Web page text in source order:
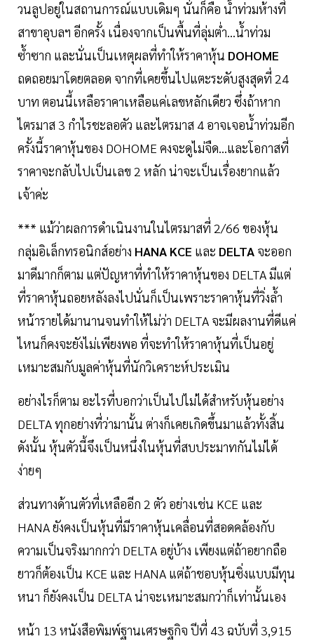
วนลูปอยู่ในสถานการณ์แบบเดิมๆ นั่นก็คือ น้ำท่วมห้างที่
สาขาอุบลฯ อีกครั้ง เนื่องจากเป็นพื้นที่ลุ่มต่ำ...น้ำท่วม
ซ้ำซาก และนั่นเป็นเหตุผลที่ทำให้ราคาหุ้น DOHOME
ถดถอยมาโดยตลอด จากที่เคยขึ้นไปแตะระดับสูงสุดที่ 24
บาท ตอนนี้เหลือราคาเหลือแค่เลขหลักเดียว ซึ่งถ้าหาก
ไตรมาส 3 กำไรชะลอตัว และไตรมาส 4 อาจเจอน้ำท่วมอีก
ครั้งนี้ราคาหุ้นของ DOHOME คงจะดูไม่จืด...และโอกาสที่
ราคาจะกลับไปเป็นเลข 2 หลัก น่าจะเป็นเรื่องยากแล้ว
เจ้าค่ะ
*** แม้ว่าผลการดำเนินงานในไตรมาสที่ 2/66 ของหุ้น
กลุ่มอิเล็กทรอนิกส์อย่าง HANA KCE และ DELTA จะออก
มาดีมากก็ตาม แต่ปัญหาที่ทำให้ราคาหุ้นของ DELTA มีแต่
ที่ราคาหุ้นถอยหลังลงไปนั่นก็เป็นเพราะราคาหุ้นที่วิ่งล้ำ
หน้ารายได้มานานจนทำให้ไม่ว่า DELTA จะมีผลงานที่ดีแค่
ไหนก็คงจะยังไม่เพียงพอ ที่จะทำให้ราคาหุ้นที่เป็นอยู่
เหมาะสมกับมูลค่าหุ้นที่นักวิเคราะห์ประเมิน
อย่างไรก็ตาม อะไรที่บอกว่าเป็นไปไม่ได้สำหรับหุ้นอย่าง
DELTA ทุกอย่างที่ว่ามานั้น ต่างก็เคยเกิดขึ้นมาแล้วทั้งสิ้น
ดังนั้น หุ้นตัวนี้จึงเป็นหนึ่งในหุ้นที่สบประมาทกันไม่ได้
ง่ายๆ
ส่วนทางด้านตัวที่เหลืออีก 2 ตัว อย่างเช่น KCE และ
HANA ยังคงเป็นหุ้นที่มีราคาหุ้นเคลื่อนที่สอดคล้องกับ
ความเป็นจริงมากกว่า DELTA อยู่บ้าง เพียงแต่ถ้าอยากถือ
ยาวก็ต้องเป็น KCE และ HANA แต่ถ้าชอบหุ้นซิ่งแบบมีทุน
หนา ก็ยังคงเป็น DELTA น่าจะเหมาะสมกว่าก็เท่านั้นเอง
หน้า 13 หนังสือพิมพ์ฐานเศรษฐกิจ ปีที่ 43 ฉบับที่ 3,915